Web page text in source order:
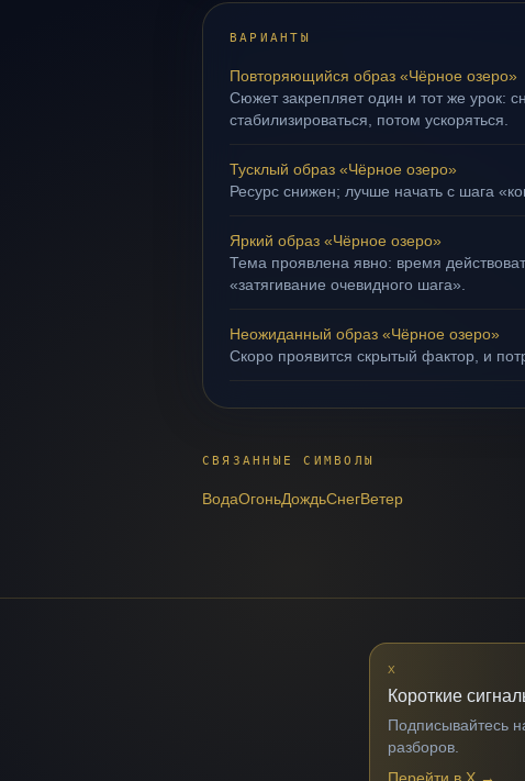
ВАРИАНТЫ
Повторяющийся образ «Чёрное озеро»
Сюжет закрепляет один и тот же урок:
стабилизироваться, потом ускоряться.
Тусклый образ «Чёрное озеро»
Ресурс снижен; лучше начать с шага
Яркий образ «Чёрное озеро»
Тема проявлена явно: время
«затягивание очевидного шага».
Неожиданный образ «Чёрное озеро»
Скоро проявится скрытый фактор, и
СВЯЗАННЫЕ СИМВОЛЫ
ВодаОгоньДождьСнегВетер
X
Короткие
Подписывайтесь
разборов.